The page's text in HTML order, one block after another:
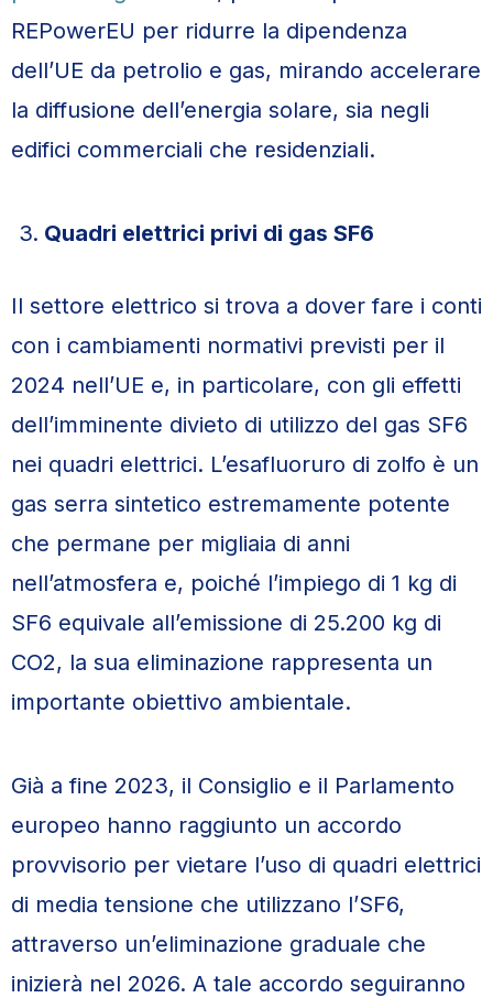
REPowerEU per ridurre la dipendenza
dell’UE da petrolio e gas, mirando accelerare
la diffusione dell’energia solare, sia negli
edifici commerciali che residenziali.
Quadri elettrici privi di gas SF6
Il settore elettrico si trova a dover fare i conti
con i cambiamenti normativi previsti per il
2024 nell’UE e, in particolare, con gli effetti
dell’imminente divieto di utilizzo del gas SF6
nei quadri elettrici. L’esafluoruro di zolfo è un
gas serra sintetico estremamente potente
che permane per migliaia di anni
nell’atmosfera e, poiché l’impiego di 1 kg di
SF6 equivale all’emissione di 25.200 kg di
CO2, la sua eliminazione rappresenta un
importante obiettivo ambientale.
Già a fine 2023, il Consiglio e il Parlamento
europeo hanno raggiunto un accordo
provvisorio per vietare l’uso di quadri elettrici
di media tensione che utilizzano l’SF6,
attraverso un’eliminazione graduale che
inizierà nel 2026. A tale accordo seguiranno